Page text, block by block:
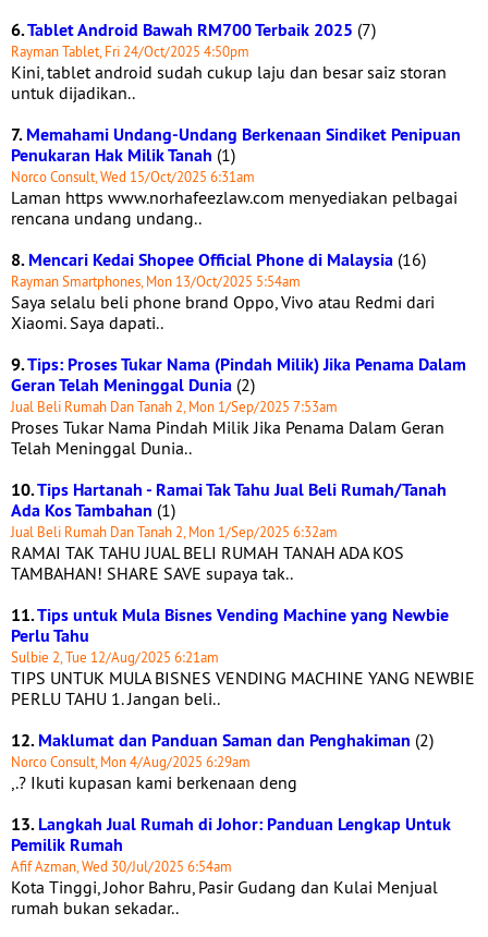
6.Tablet Android Bawah RM700 Terbaik 2025 (7)
Rayman Tablet, Fri 24/Oct/2025 4:50pm
Kini, tablet android sudah cukup laju dan besar saiz storan
untuk dijadikan..
7.Memahami Undang-Undang Berkenaan Sindiket Penipuan
Penukaran Hak Milik Tanah (1)
Norco Consult, Wed 15/Oct/2025 6:31am
Laman https www.norhafeezlaw.com menyediakan pelbagai
rencana undang undang..
8.Mencari Kedai Shopee Official Phone di Malaysia (16)
Rayman Smartphones, Mon 13/Oct/2025 5:54am
Saya selalu beli phone brand Oppo, Vivo atau Redmi dari
Xiaomi. Saya dapati..
9.Tips: Proses Tukar Nama (Pindah Milik) Jika Penama Dalam
Geran Telah Meninggal Dunia (2)
Jual Beli Rumah Dan Tanah 2, Mon 1/Sep/2025 7:53am
Proses Tukar Nama Pindah Milik Jika Penama Dalam Geran
Telah Meninggal Dunia..
10.Tips Hartanah - Ramai Tak Tahu Jual Beli Rumah/Tanah
Ada Kos Tambahan (1)
Jual Beli Rumah Dan Tanah 2, Mon 1/Sep/2025 6:32am
RAMAI TAK TAHU JUAL BELI RUMAH TANAH ADA KOS
TAMBAHAN! SHARE SAVE supaya tak..
11.Tips untuk Mula Bisnes Vending Machine yang Newbie
Perlu Tahu
Sulbie 2, Tue 12/Aug/2025 6:21am
TIPS UNTUK MULA BISNES VENDING MACHINE YANG NEWBIE
PERLU TAHU 1. Jangan beli..
12.Maklumat dan Panduan Saman dan Penghakiman (2)
Norco Consult, Mon 4/Aug/2025 6:29am
,.? Ikuti kupasan kami berkenaan deng
13.Langkah Jual Rumah di Johor: Panduan Lengkap Untuk
Pemilik Rumah
Afif Azman, Wed 30/Jul/2025 6:54am
Kota Tinggi, Johor Bahru, Pasir Gudang dan Kulai Menjual
rumah bukan sekadar..